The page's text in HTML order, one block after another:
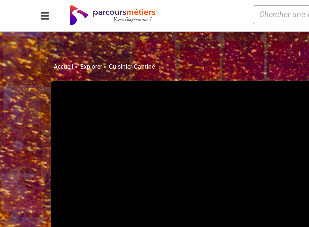
Accueil Explorer Cuisinier Cantine